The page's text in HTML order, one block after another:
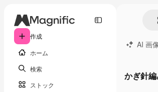
作成
ホーム
検索
ストック
AI 画
かぎ針